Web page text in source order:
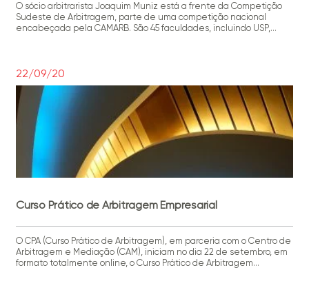
O sócio arbitrarista Joaquim Muniz está a frente da Competição
Sudeste de Arbitragem, parte de uma competição nacional
encabeçada pela CAMARB. São 45 faculdades, incluindo USP,
atuação. As oito melhores […]
22/09/20
Curso Prático de Arbitragem Empresarial
O CPA (Curso Prático de Arbitragem), em parceria com o Centro de
Arbitragem e Mediação (CAM), iniciam no dia 22 de setembro, em
formato totalmente online, o Curso Prático de Arbitragem